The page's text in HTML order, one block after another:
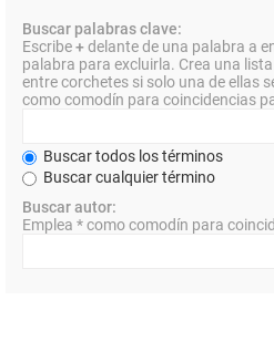
Buscar palabras clave:
Escribe+delante de una palabra a
palabra para excluirla. Crea una
entre corchetes si solo una de ellas
como comodín para coincidencias
Buscar todos los términos
Buscar cualquier término
Buscar autor:
Emplea * como comodín para